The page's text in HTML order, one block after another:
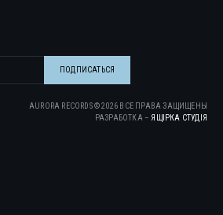
AURORA RECORDS ©2026 ВСЕ ПРАВА ЗАЩИЩЕНЫ
РАЗРАБОТКА – ЯЩІРКА CТУДІЯ